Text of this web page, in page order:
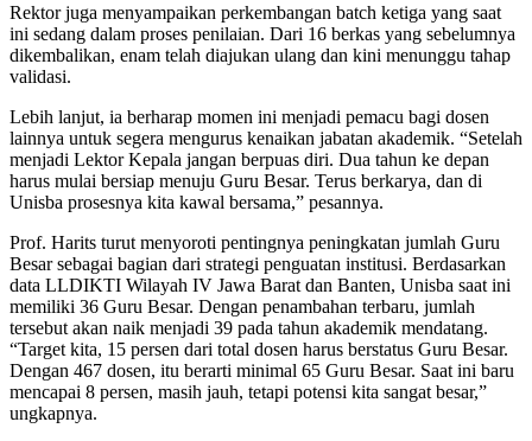
Rektor juga menyampaikan perkembangan batch ketiga yang saat
ini sedang dalam proses penilaian. Dari 16 berkas yang sebelumnya
dikembalikan, enam telah diajukan ulang dan kini menunggu tahap
validasi.
Lebih lanjut, ia berharap momen ini menjadi pemacu bagi dosen
lainnya untuk segera mengurus kenaikan jabatan akademik. “Setelah
menjadi Lektor Kepala jangan berpuas diri. Dua tahun ke depan
harus mulai bersiap menuju Guru Besar. Terus berkarya, dan di
Unisba prosesnya kita kawal bersama,” pesannya.
Prof. Harits turut menyoroti pentingnya peningkatan jumlah Guru
Besar sebagai bagian dari strategi penguatan institusi. Berdasarkan
data LLDIKTI Wilayah IV Jawa Barat dan Banten, Unisba saat ini
memiliki 36 Guru Besar. Dengan penambahan terbaru, jumlah
tersebut akan naik menjadi 39 pada tahun akademik mendatang.
“Target kita, 15 persen dari total dosen harus berstatus Guru Besar.
Dengan 467 dosen, itu berarti minimal 65 Guru Besar. Saat ini baru
mencapai 8 persen, masih jauh, tetapi potensi kita sangat besar,”
ungkapnya.